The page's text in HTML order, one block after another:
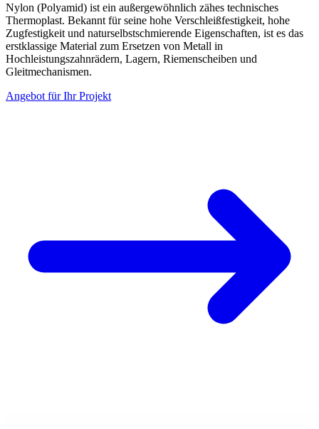
Nylon (Polyamid) ist ein außergewöhnlich zähes technisches
Thermoplast. Bekannt für seine hohe Verschleißfestigkeit, hohe
Zugfestigkeit und naturselbstschmierende Eigenschaften, ist es das
erstklassige Material zum Ersetzen von Metall in
Hochleistungszahnrädern, Lagern, Riemenscheiben und
Gleitmechanismen.
Angebot für Ihr Projekt